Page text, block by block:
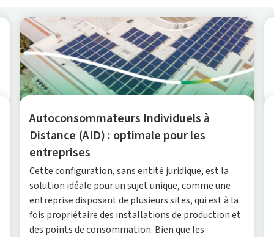
Autoconsommateurs Individuels à
Distance (AID) : optimale pour les
entreprises
Cette configuration, sans entité juridique, est la
solution idéale pour un sujet unique, comme une
entreprise disposant de plusieurs sites, qui est à la
fois propriétaire des installations de production et
des points de consommation. Bien que les